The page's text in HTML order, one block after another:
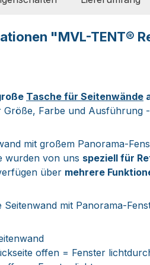
"MVL-TENT®
Tasche für Seitenwände
Farbe und Ausführung
mit großem Panorama-
wurden von uns speziell für
über mehrere
Seitenwand mit Panorama-
offen = Fenster